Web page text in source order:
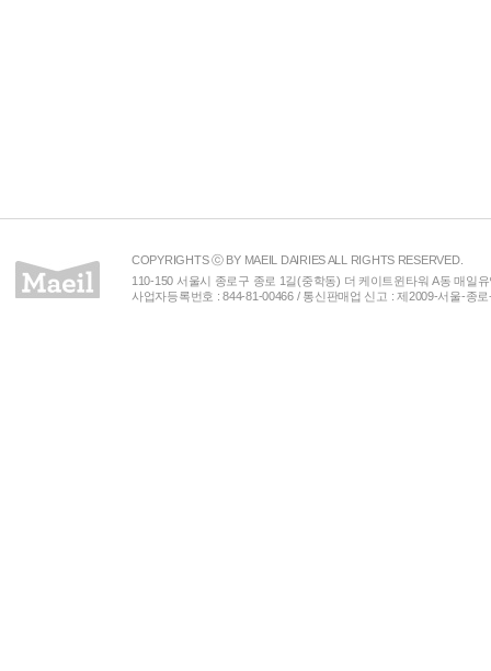
COPYRIGHTS ⓒ BY MAEIL DAIRIES ALL RIGHTS RESERVED.
110-150 서울시 종로구 종로 1길(중학동) 더 케이트윈타워 A동 매일
사업자등록번호 : 844-81-00466 / 통신판매업 신고 : 제2009-서울-종